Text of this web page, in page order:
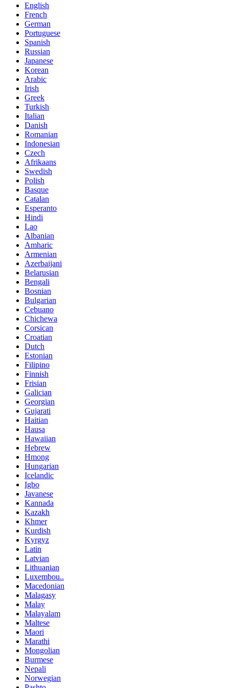
English
French
German
Portuguese
Spanish
Russian
Japanese
Korean
Arabic
Irish
Greek
Turkish
Italian
Danish
Romanian
Indonesian
Czech
Afrikaans
Swedish
Polish
Basque
Catalan
Esperanto
Hindi
Lao
Albanian
Amharic
Armenian
Azerbaijani
Belarusian
Bengali
Bosnian
Bulgarian
Cebuano
Chichewa
Corsican
Croatian
Dutch
Estonian
Filipino
Finnish
Frisian
Galician
Georgian
Gujarati
Haitian
Hausa
Hawaiian
Hebrew
Hmong
Hungarian
Icelandic
Igbo
Javanese
Kannada
Kazakh
Khmer
Kurdish
Kyrgyz
Latin
Latvian
Lithuanian
Luxembou..
Macedonian
Malagasy
Malay
Malayalam
Maltese
Maori
Marathi
Mongolian
Burmese
Nepali
Norwegian